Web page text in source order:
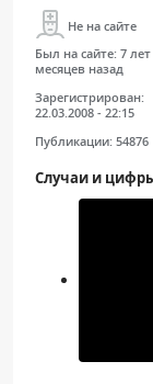
Не на сайте
Был на сайте: 7 лет
месяцев назад
Зарегистрирован:
22.03.2008 - 22:15
Публикации: 54876
Случаи и